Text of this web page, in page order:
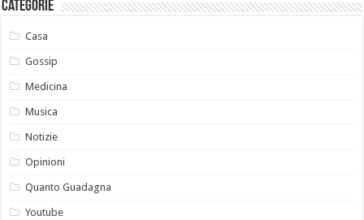
Categorie
Casa
Gossip
Medicina
Musica
Notizie
Opinioni
Quanto Guadagna
Youtube